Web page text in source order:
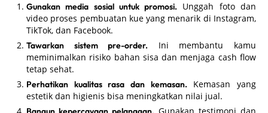
Gunakan media sosial untuk promosi. Unggah foto dan
video proses pembuatan kue yang menarik di Instagram,
TikTok, dan Facebook.
Tawarkan sistem pre-order. Ini membantu kamu
meminimalkan risiko bahan sisa dan menjaga cash flow
tetap sehat.
Perhatikan kualitas rasa dan kemasan. Kemasan yang
estetik dan higienis bisa meningkatkan nilai jual.